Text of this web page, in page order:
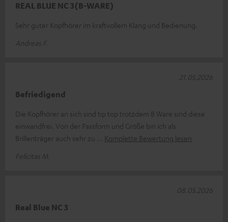
REAL BLUE NC 3(B-WARE)
Sehr guter Kopfhörer im kraftvollem Klang und Bedienung.
Andreas F.
Befriedigend
Die Kopfhörer an sich sind tip top trotzdem B Ware sind diese
einwandfrei. Von der Passform und Größe bin ich als
Brillenträger auch sehr zu
Komplette Bewertung lesen
Felicitas M.
21.05.2026
Real Blue NC 3
08.05.2026